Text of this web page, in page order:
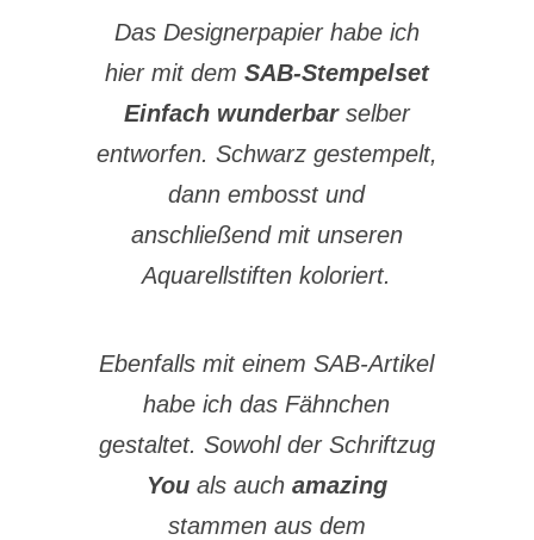
Das Designerpapier habe ich
hier mit dem SAB-Stempelset
Einfach wunderbarselber
entworfen. Schwarz gestempelt,
dann embosst und
anschließend mit unseren
Aquarellstiften koloriert.
Ebenfalls mit einem SAB-Artikel
habe ich das Fähnchen
gestaltet. Sowohl der Schriftzug
Youals auch amazing
stammen aus dem